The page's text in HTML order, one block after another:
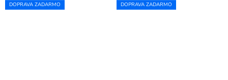
DOPRAVA ZADARMO DOPRAVA ZADARMO